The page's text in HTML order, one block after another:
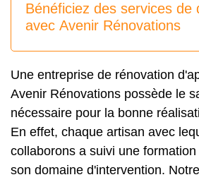
Bénéficiez des services de
avec Avenir Rénovations
Une entreprise de rénovation
Avenir Rénovations possède le
nécessaire pour la bonne
En effet, chaque artisan avec
collaborons a suivi une
son domaine d'intervention.